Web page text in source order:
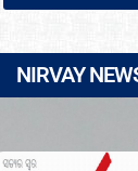
NIRVAY